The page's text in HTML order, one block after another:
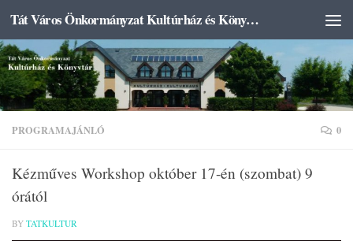
Skip to content Tát Város Önkormányzat Kultúrház és Könyvtár
PROGRAMAJÁNLÓ 0
Kézműves Workshop október 17-én (szombat) 9
órától
BY TATKULTUR